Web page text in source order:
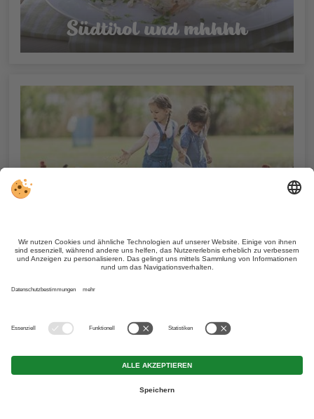
Südtirol und mhhhh
Bauernhofalltag